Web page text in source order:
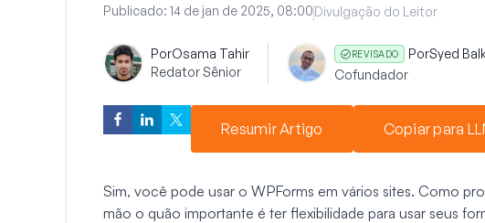
Publicado: 14 de jan de 2025, 08:00Divulgação do Leitor
PorOsama Tahir
Redator Sênior
REVISADO PorSyed
Cofundador
Resumir Artigo Copiar para
Sim, você pode usar o WPForms em vários sites. Como
mão o quão importante é ter flexibilidade para usar seus